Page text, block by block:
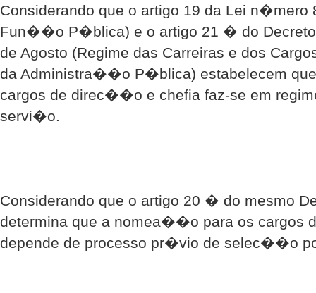
Considerando que o artigo 19 da Lei n�mero
Fun��o P�blica) e o artigo 21 � do
de Agosto (Regime das Carreiras e dos
da Administra��o P�blica) estabelecem
cargos de direc��o e chefia faz-se em
servi�o.
Considerando que o artigo 20 � do mesmo
determina que a nomea��o para os cargos
depende de processo pr�vio de selec��o